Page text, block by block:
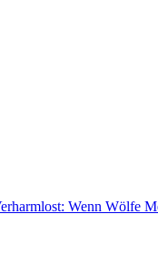
Wenn Wölfe